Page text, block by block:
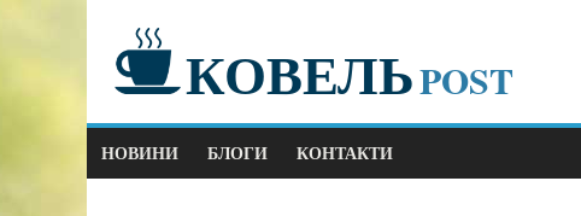
КОВЕЛЬPOST
НОВИНИ БЛОГИ КОНТАКТИ